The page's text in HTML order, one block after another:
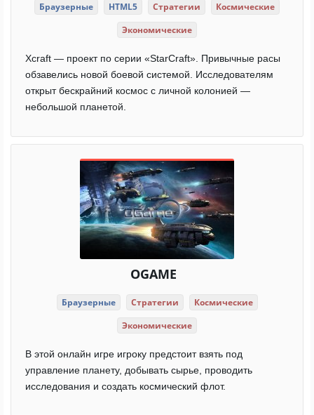
Браузерные HTML5 Стратегии
Космические
Экономические
Xcraft — проект по серии «StarCraft». Привычные расы
обзавелись новой боевой системой. Исследователям
открыт бескрайний космос с личной колонией —
небольшой планетой.
OGAME
Браузерные Стратегии
Космические
Экономические
В этой онлайн игре игроку предстоит взять под
управление планету, добывать сырье, проводить
исследования и создать космический флот.